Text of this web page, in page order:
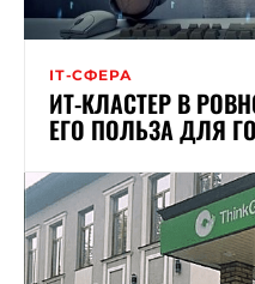
ІТ-СФЕРА
ИТ-КЛАСТЕР В
ЕГО ПОЛЬЗА ДЛЯ